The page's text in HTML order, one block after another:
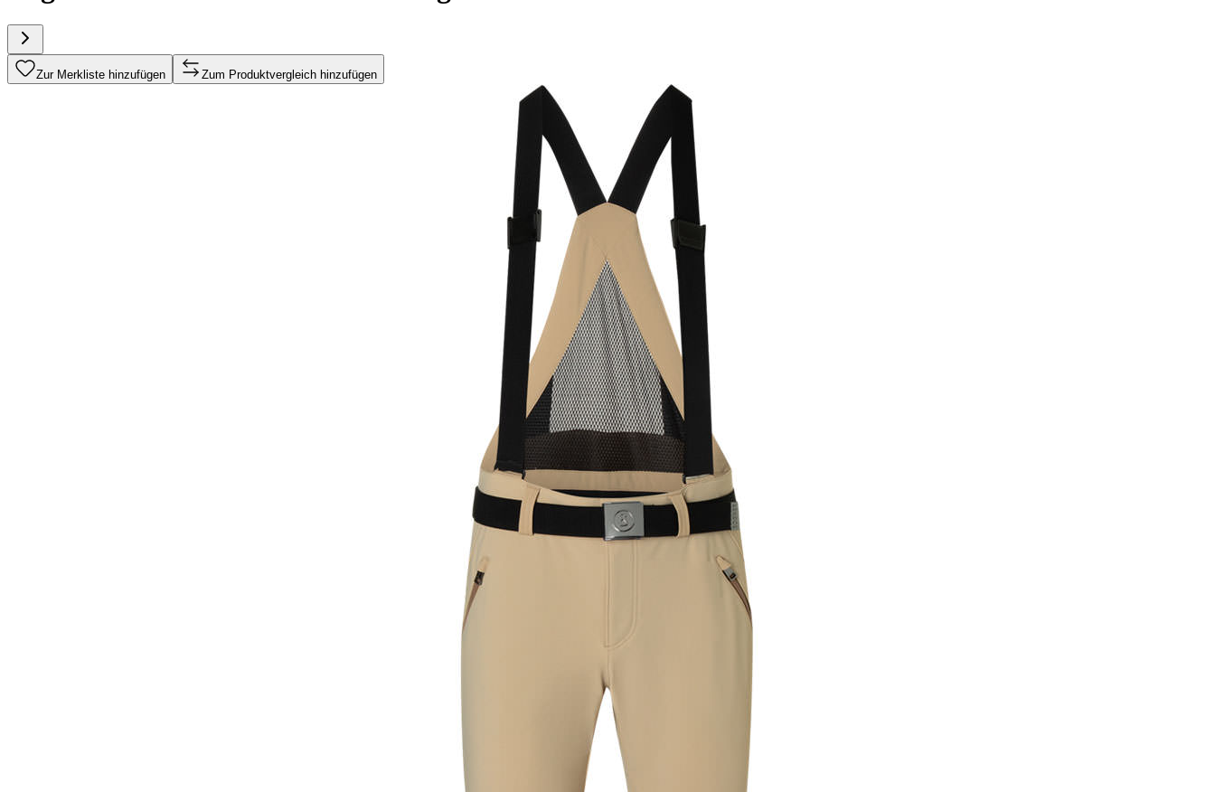
Zur Merkliste hinzufügen Zum Produktvergleich hinzufügen